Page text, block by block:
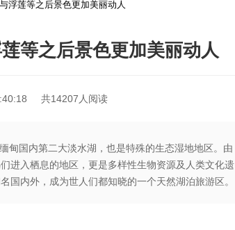
浮莲等之后景色更加美丽动人
等之后景色更加美丽动人
共14207人阅读
甸国内第二大淡水湖，也是特殊的生态湿地地区。由
进入栖息的地区，更是多样性生物资源及人类文化遗
国内外，成为世人们都知晓的一个天然湖泊旅游区。